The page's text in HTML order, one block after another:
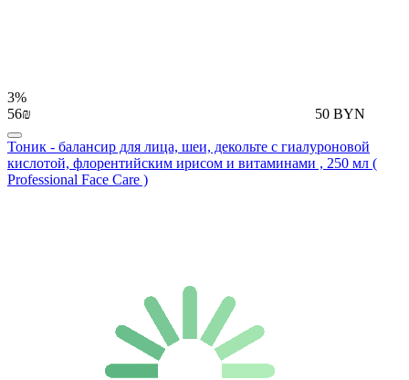
3%
56₪
50 BYN
Тоник - балансир для лица, шеи, декольте с гиалуроновой
кислотой, флорентийским ирисом и витаминами , 250 мл (
Professional Face Care )